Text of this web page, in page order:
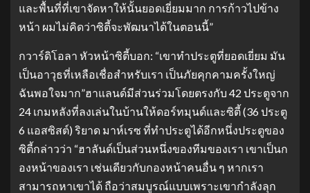
และพื้นที่ที่เขาจัดหาให้นั้นยอดเยี่ยมมาก การก้าวไปข้าง
หน้า ผมไม่คิดว่าซิตี้จะพัฒนาได้ในตอนนี้”
กวาร์ดิโอลา หัวหน้าซิตี้บอก: “เขาทำประตูที่ยอดเยี่ยม มัน
เป็นอาวุธที่เหลือเชื่อสำหรับเรา เป็นภัยคุกคามครั้งใหญ่
ฉันพอใจมาก”ฮาแลนด์มีส่วนร่วมโดยตรงกับ 42 ประตูจาก
24 เกมหลังที่ลงเล่นในบ้านให้ดอร์ทมุนด์และซิตี้ (36 ประตู
6 แอสซิสต์) ริยาด มาห์เรซ ที่ทำประตูได้อีกหนึ่งประตูของ
ซิตี้กล่าวว่า “ฮาลันด์เป็นส่วนหนึ่งของทีมของเรา เขาเป็นก
องหน้าของเรา เช่นเดียวกับกองหน้าคนอื่น ๆ หากเรา
สามารถหาเขาได้ ถือว่าสมบูรณ์แบบเพราะเขากำลังลุก